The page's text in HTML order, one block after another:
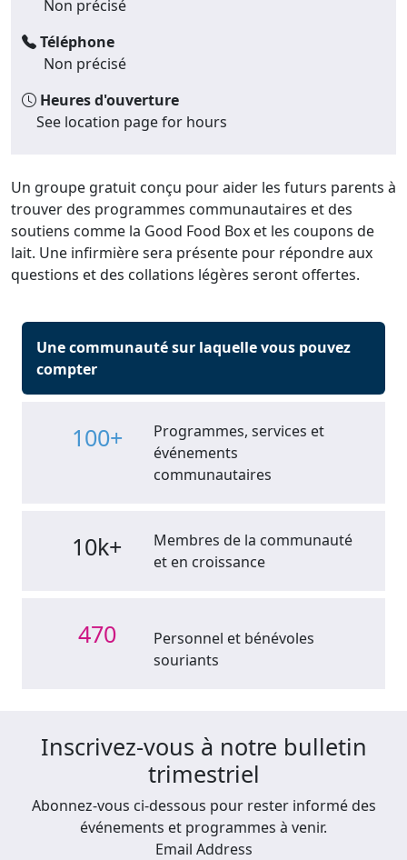
Non précisé
Téléphone
Non précisé
Heures d'ouverture
See location page for hours
Un groupe gratuit conçu pour aider les futurs parents à
trouver des programmes communautaires et des
soutiens comme la Good Food Box et les coupons de
lait. Une infirmière sera présente pour répondre aux
questions et des collations légères seront offertes.
Une communauté sur laquelle vous pouvez
compter
100+
Programmes, services et
événements
communautaires
10k+
Membres de la communauté
et en croissance
470
Personnel et bénévoles
souriants
Inscrivez-vous à notre bulletin
trimestriel
Abonnez-vous ci-dessous pour rester informé des
événements et programmes à venir.
Email Address